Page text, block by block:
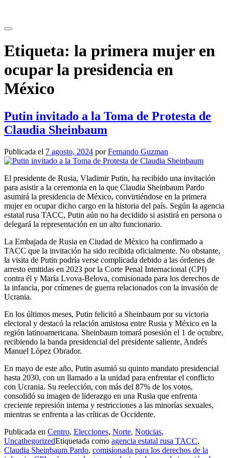
contenido
Etiqueta: la primera mujer en
ocupar la presidencia en
México
Putin invitado a la Toma de Protesta de
Claudia Sheinbaum
Publicada el 7 agosto, 2024 porFernando Guzman
El presidente de Rusia, Vladimir Putin, ha recibido una invitación
para asistir a la ceremonia en la que Claudia Sheinbaum Pardo
asumirá la presidencia de México, convirtiéndose en la primera
mujer en ocupar dicho cargo en la historia del país. Según la agencia
estatal rusa TACC, Putin aún no ha decidido si asistirá en persona o
delegará la representación en un alto funcionario.
La Embajada de Rusia en Ciudad de México ha confirmado a
TACC que la invitación ha sido recibida oficialmente. No obstante,
la visita de Putin podría verse complicada debido a las órdenes de
arresto emitidas en 2023 por la Corte Penal Internacional (CPI)
contra él y María Lvova-Belova, comisionada para los derechos de
la infancia, por crímenes de guerra relacionados con la invasión de
Ucrania.
En los últimos meses, Putin felicitó a Sheinbaum por su victoria
electoral y destacó la relación amistosa entre Rusia y México en la
región latinoamericana. Sheinbaum tomará posesión el 1 de octubre,
recibiendo la banda presidencial del presidente saliente, Andrés
Manuel López Obrador.
En mayo de este año, Putin asumió su quinto mandato presidencial
hasta 2030, con un llamado a la unidad para enfrentar el conflicto
con Ucrania. Su reelección, con más del 87% de los votos,
consolidó su imagen de liderazgo en una Rusia que enfrenta
creciente represión interna y restricciones a las minorías sexuales,
mientras se enfrenta a las críticas de Occidente.
Publicada en Centro, Elecciones, Norte, Noticias,
UncathegorizedEtiquetada como agencia estatal rusa TACC,
Claudia Sheinbaum Pardo, comisionada para los derechos de la